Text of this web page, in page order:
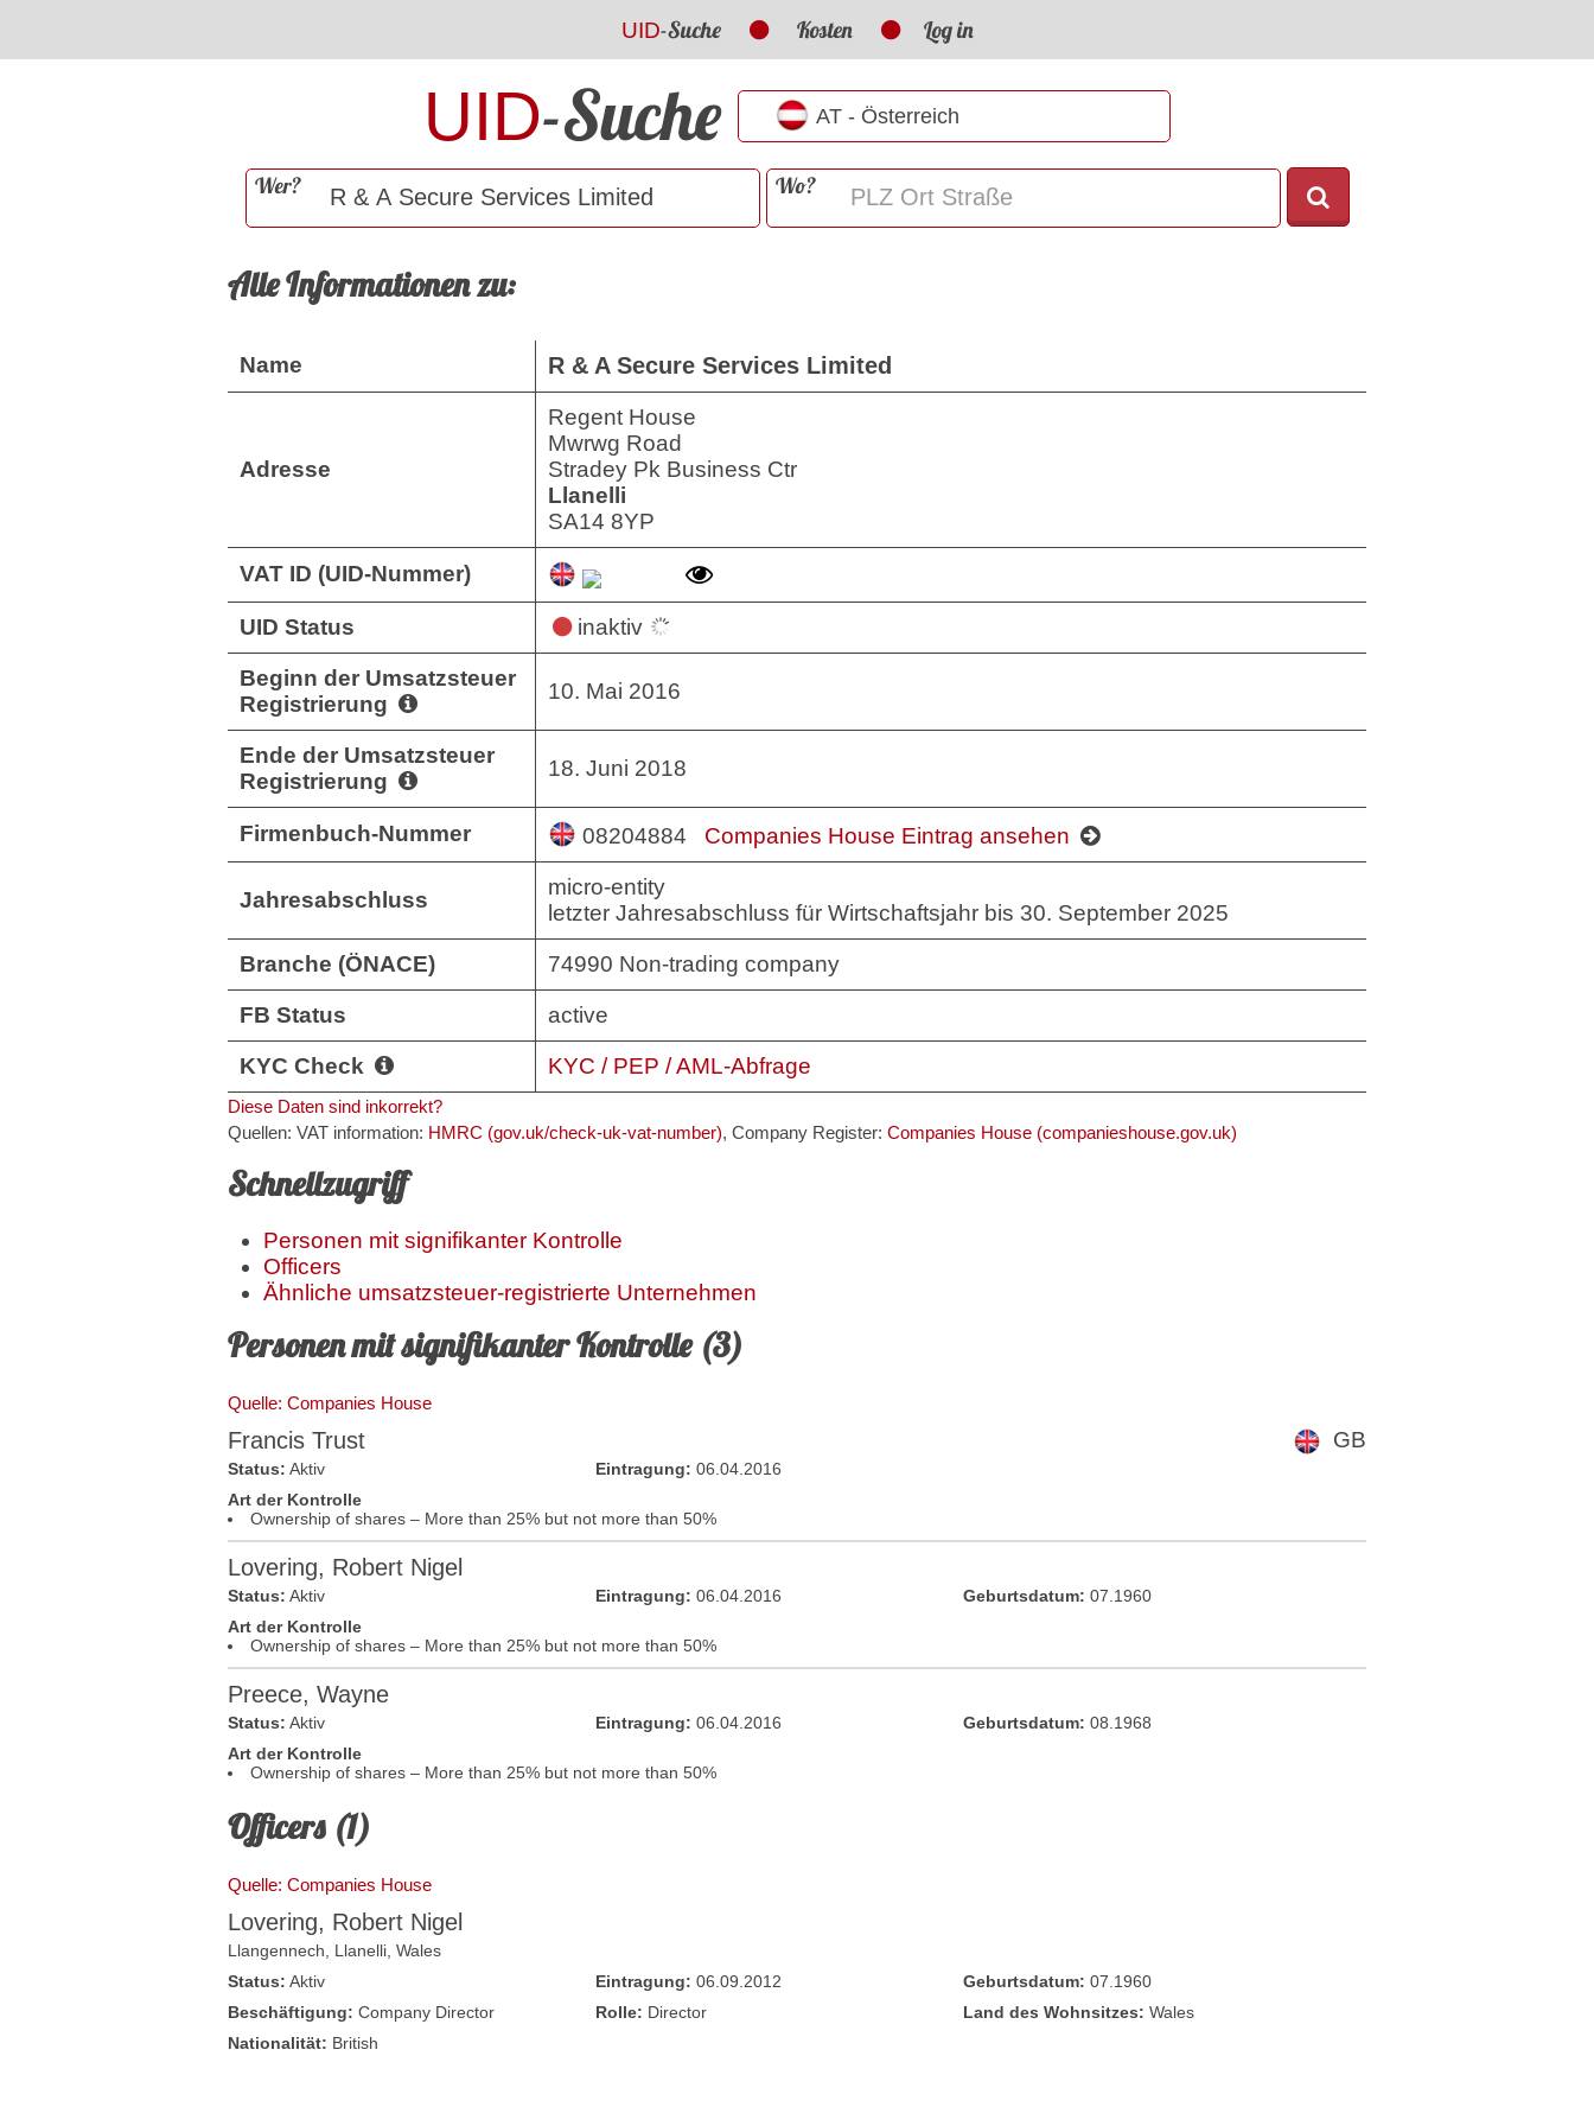
UID-Suche Kosten Log in
UID-Suche
Wer? Wo?
Alle Informationen zu:
Name R & A Secure Services Limited
Adresse
Regent House
Mwrwg Road
Stradey Pk Business Ctr
Llanelli
SA14 8YP
VAT ID (UID-Nummer)
UID Status inaktiv
Beginn der Umsatzsteuer
Registrierung
10. Mai 2016
Ende der Umsatzsteuer
Registrierung
18. Juni 2018
Firmenbuch-Nummer 08204884 Companies House Eintrag ansehen
Jahresabschluss
micro-entity
letzter Jahresabschluss für Wirtschaftsjahr bis 30. September 2025
Branche (ÖNACE) 74990 Non-trading company
FB Status active
KYC Check KYC / PEP / AML-Abfrage
Diese Daten sind inkorrekt?
Quellen: VAT information: HMRC (gov.uk/check-uk-vat-number), Company Register: Companies House (companieshouse.gov.uk)
Schnellzugriff
Personen mit signifikanter Kontrolle
Officers
Ähnliche umsatzsteuer-registrierte Unternehmen
Personen mit signifikanter Kontrolle (3)
Quelle: Companies House
GB
Francis Trust
Status: Aktiv Eintragung: 06.04.2016
Art der Kontrolle
Ownership of shares – More than 25% but not more than 50%
Lovering, Robert Nigel
Status: Aktiv Eintragung: 06.04.2016 Geburtsdatum: 07.1960
Art der Kontrolle
Ownership of shares – More than 25% but not more than 50%
Preece, Wayne
Status: Aktiv Eintragung: 06.04.2016 Geburtsdatum: 08.1968
Art der Kontrolle
Ownership of shares – More than 25% but not more than 50%
Officers (1)
Quelle: Companies House
Lovering, Robert Nigel
Llangennech, Llanelli Wales
Status: Aktiv Eintragung: 06.09.2012 Geburtsdatum: 07.1960
Beschäftigung: Company Director Rolle: Director Land des Wohnsitzes: Wales
Nationalität: British